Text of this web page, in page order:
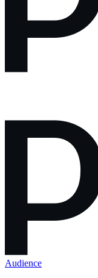
Audience